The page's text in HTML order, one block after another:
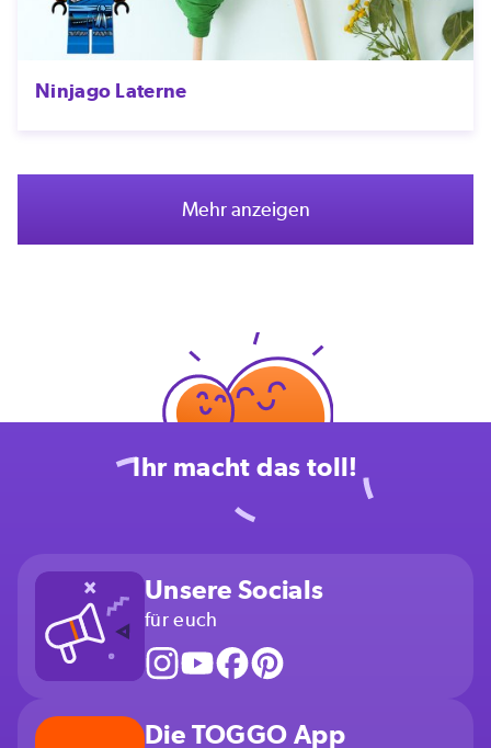
Ninjago Laterne
Mehr anzeigen
Ihr macht das toll!
Unsere Socials
für euch
Die TOGGO App